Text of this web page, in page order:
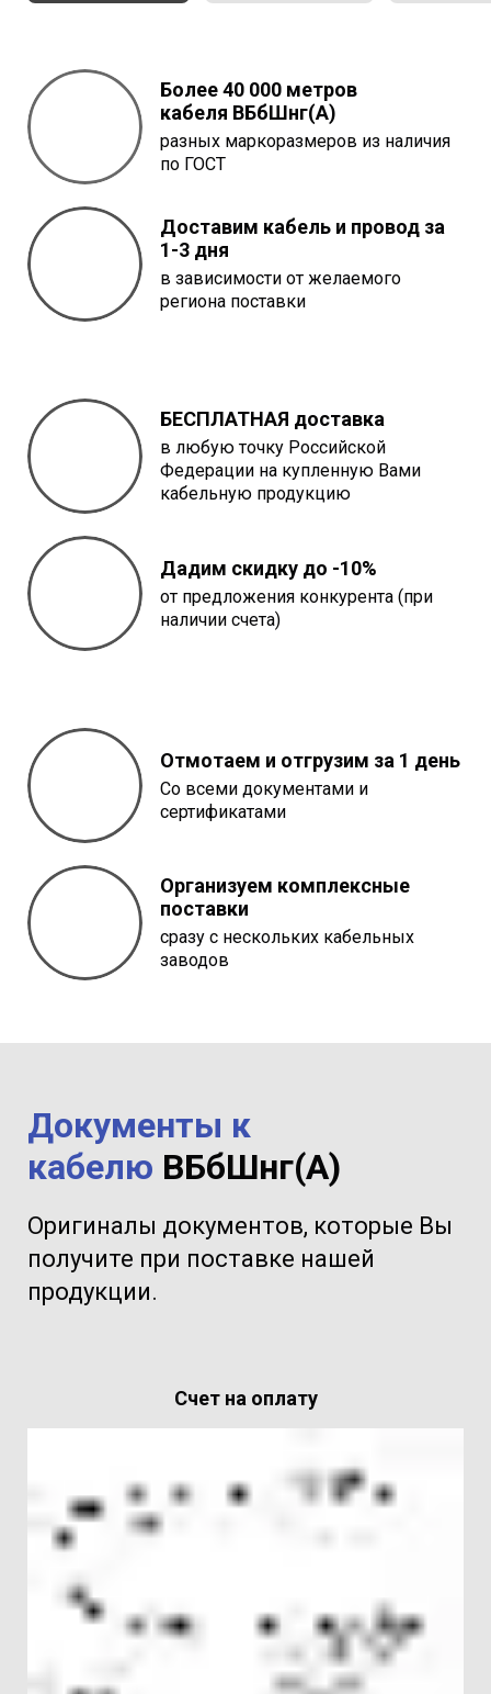
Более 40 000 метров
кабеля ВБбШнг(A)
разных маркоразмеров из наличия
по ГОСТ
Доставим кабель и провод за
1-3 дня
в зависимости от желаемого
региона поставки
БЕСПЛАТНАЯ доставка
в любую точку Российской
Федерации на купленную Вами
кабельную продукцию
Дадим скидку до -10%
от предложения конкурента (при
наличии счета)
Отмотаем и отгрузим за 1 день
Со всеми документами и
сертификатами
Организуем комплексные
поставки
сразу с нескольких кабельных
заводов
Документы к
кабелю ВБбШнг(A)
Оригиналы документов, которые Вы
получите при поставке нашей
продукции.
Счет на оплату